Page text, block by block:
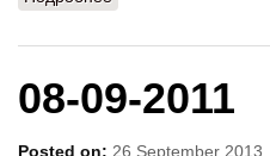
08-09-2011
Posted on: 26 September 2013